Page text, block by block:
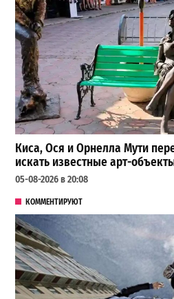
Киса, Ося и Орнелла Мути
искать известные арт-
05-08-2026 в 20:08
КОММЕНТИРУЮТ